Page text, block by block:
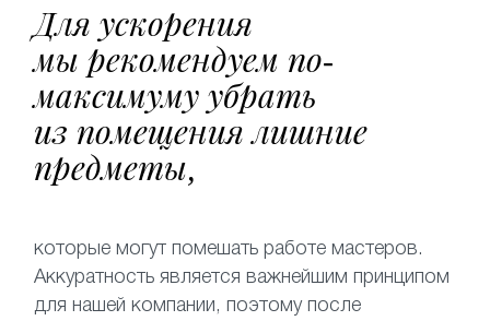
Для ускорения
мы рекомендуем по-
максимуму убрать
из помещения лишние
предметы,
которые могут помешать работе мастеров.
Аккуратность является важнейшим принципом
для нашей компании, поэтому после